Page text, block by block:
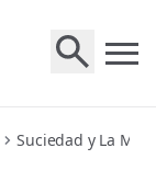
Suciedad y La